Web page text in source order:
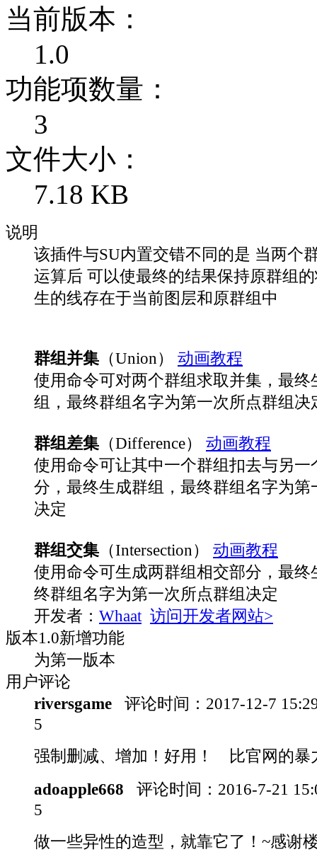
当前版本：
1.0
功能项数量：
3
文件大小：
7.18 KB
说明
该插件与SU内置交错不同的是 当两个
运算后 可以使最终的结果保持原群组
生的线存在于当前图层和原群组中
群组并集 （Union）
动画教程
使用命令可对两个群组求取并集，最终
组，最终群组名字为第一次所点群组决
群组差集 （Difference）
动画教程
使用命令可让其中一个群组扣去与另一
分，最终生成群组，最终群组名字为第
决定
群组交集 （Intersection）
动画教程
使用命令可生成两群组相交部分，最终
终群组名字为第一次所点群组决定
开发者： Whaat 访问开发者网站>
版本1.0新增功能
为第一版本
用户评论
riversgame
评论时间： 2017-12-7
5
强制删减、增加！好用！ 比官网的暴
adoapple668
评论时间： 2016-7-21
5
做一些异性的造型，就靠它了！~感谢